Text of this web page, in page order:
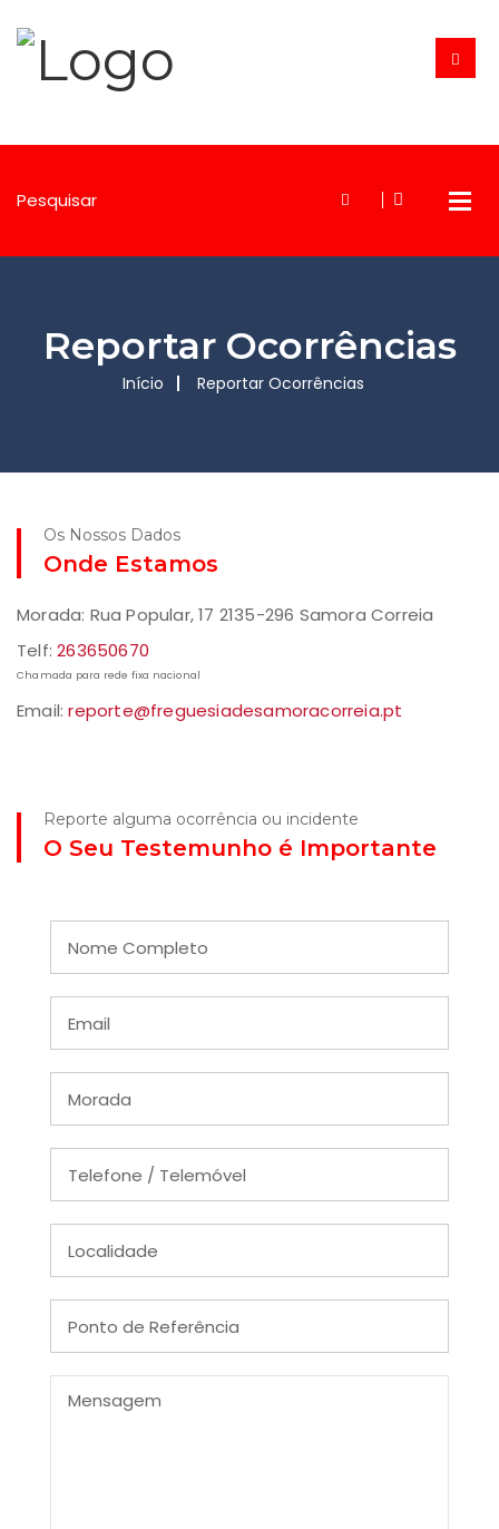
Reportar Ocorrências
Início Reportar Ocorrências
Os Nossos Dados
Onde Estamos
Morada: Rua Popular, 17 2135-296 Samora Correia
Telf:263650670
Chamada para rede fixa nacional
Email:reporte@freguesiadesamoracorreia.pt
Reporte alguma ocorrência ou incidente
O Seu Testemunho é Importante